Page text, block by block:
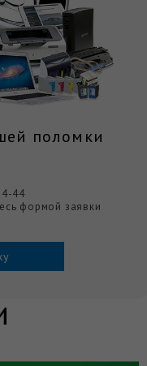
поломки
44
формой заявки